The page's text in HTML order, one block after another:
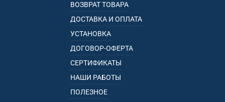
ВОЗВРАТ ТОВАРА
ДОСТАВКА И ОПЛАТА
УСТАНОВКА
ДОГОВОР-ОФЕРТА
СЕРТИФИКАТЫ
НАШИ РАБОТЫ
ПОЛЕЗНОЕ